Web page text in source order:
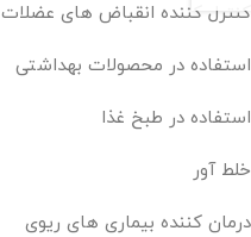
کنترل کننده انقباض های عضلات
استفاده در محصولات بهداشتی
استفاده در طبخ غذا
خلط آور
درمان کننده بیماری های ریوی